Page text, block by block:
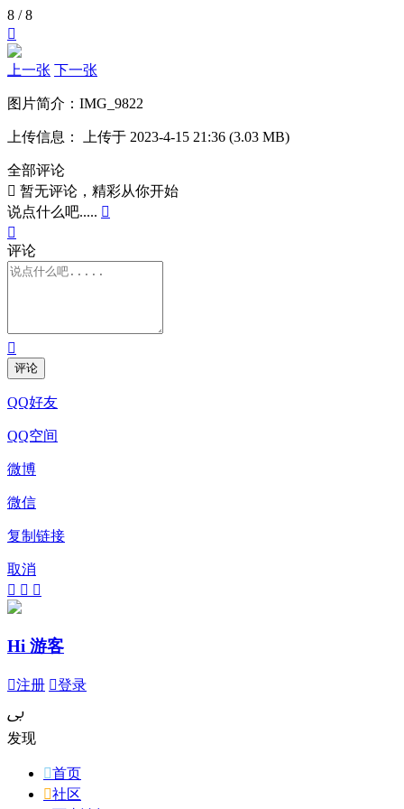
8 / 8

上一张 下一张
图片简介： IMG_9822
上传信息： 上传于 2023-4-15 21:36 (3.03 MB)
全部评论
 暂无评论，精彩从你开始
说点什么吧..... 

评论

评论
QQ好友
QQ空间
微博
微信
复制链接
取消
  
Hi 游客
注册 登录
ﰉ
发现
首页
社区